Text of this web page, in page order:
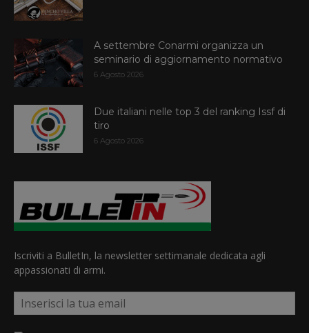
A settembre Conarmi organizza un
seminario di aggiornamento normativo
6 Agosto 2026
Due italiani nelle top 3 del ranking Issf di
tiro
6 Agosto 2026
Iscriviti a BulletIn, la newsletter settimanale dedicata agli
appassionati di armi.